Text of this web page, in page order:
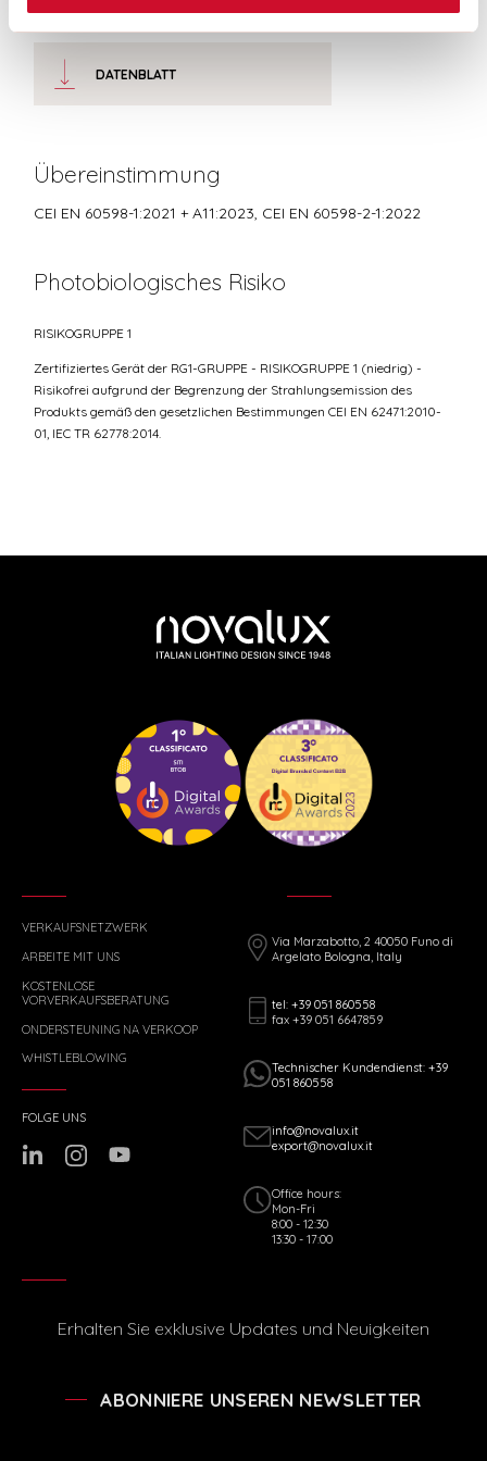
DATENBLATT
Übereinstimmung
CEI EN 60598-1:2021 + A11:2023, CEI EN 60598-2-1:2022
Photobiologisches Risiko
RISIKOGRUPPE 1
Zertifiziertes Gerät der RG1-GRUPPE - RISIKOGRUPPE 1 (niedrig) -
Risikofrei aufgrund der Begrenzung der Strahlungsemission des
Produkts gemäß den gesetzlichen Bestimmungen CEI EN 62471:2010-
01, IEC TR 62778:2014.
VERKAUFSNETZWERK
ARBEITE MIT UNS
KOSTENLOSE
VORVERKAUFSBERATUNG
ONDERSTEUNING NA VERKOOP
WHISTLEBLOWING
Via Marzabotto, 2 40050 Funo di
Argelato Bologna, Italy
tel: +39 051 860558
fax +39 051 6647859
Technischer Kundendienst: +39
051 860558
info@novalux.it
export@novalux.it
Office hours:
Mon-Fri
8:00 - 12:30
13:30 - 17:00
FOLGE UNS
Erhalten Sie exklusive Updates und Neuigkeiten
ABONNIERE UNSEREN NEWSLETTER